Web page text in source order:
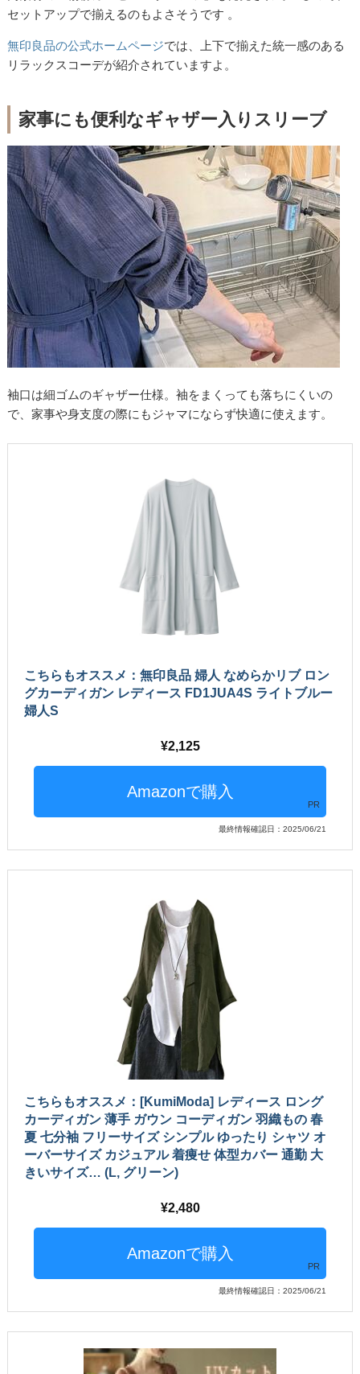
セットアップで揃えるのもよさそうです 。
無印良品の公式ホームページでは、上下で揃えた統一感のある
リラックスコーデが紹介されていますよ。
家事にも便利なギャザー入りスリーブ
袖口は細ゴムのギャザー仕様。袖をまくっても落ちにくいの
で、家事や身支度の際にもジャマにならず快適に使えます。
こちらもオススメ：無印良品 婦人 なめらかリブ ロン
グカーディガン レディース FD1JUA4S ライトブルー
婦人S
2,125
PR
最終情報確認日：2025/06/21
こちらもオススメ：[KumiModa] レディース ロング
カーディガン 薄手 ガウン コーディガン 羽織もの 春
夏 七分袖 フリーサイズ シンプル ゆったり シャツ オ
ーバーサイズ カジュアル 着痩せ 体型カバー 通勤 大
きいサイズ… (L, グリーン)
2,480
PR
最終情報確認日：2025/06/21